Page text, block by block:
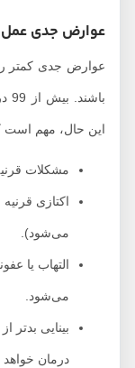
عوارض جدی عمل
عوارض جدی‌ کمتر رخ
باشند.
این حال، مهم است که
مشکلات قرنیه
اکتازی قرنیه
می‌شود).
التهاب یا
می‌شود.
بینایی بدتر از
درمان خواهد بود.